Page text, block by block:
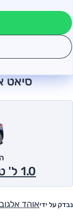
סיאט איביזה
נבדק על ידיאוהד אלגוב
1.0 ל' טורבו, אוט', Style 2017